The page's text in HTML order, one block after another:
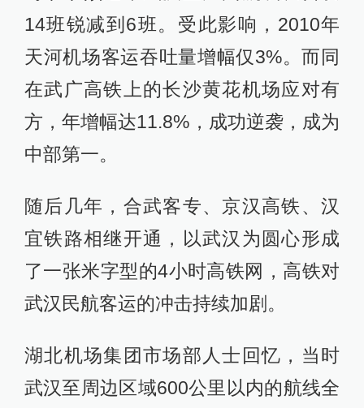
14班锐减到6班。受此影响，2010年
天河机场客运吞吐量增幅仅3%。而同
在武广高铁上的长沙黄花机场应对有
方，年增幅达11.8%，成功逆袭，成为
中部第一。
随后几年，合武客专、京汉高铁、汉
宜铁路相继开通，以武汉为圆心形成
了一张米字型的4小时高铁网，高铁对
武汉民航客运的冲击持续加剧。
湖北机场集团市场部人士回忆，当时
武汉至周边区域600公里以内的航线全